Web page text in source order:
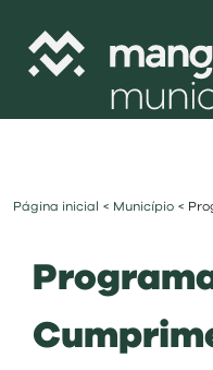
viver
Página inicial < Município <